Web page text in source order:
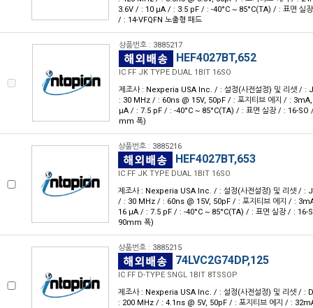
3.6V / : 10 μA / : 3.5 pF / : -40°C ~ 85°C(TA) / : 표면 실
/ : 14-VFQFN 노출형 패드
상품번호 : 3885217
HEF4027BT,652
IC FF JK TYPE DUAL 1BIT 16SO
제조사 : Nexperia USA Inc. / : 설정(사전설정) 및 리셋 / :
: 30 MHz / : 60ns @ 15V, 50pF / : 포지티브 에지 / :
μA / : 7.5 pF / : -40°C ~ 85°C(TA) / : 표면 실장 / : 16-SO
mm 폭)
상품번호 : 3885216
HEF4027BT,653
IC FF JK TYPE DUAL 1BIT 16SO
제조사 : Nexperia USA Inc. / : 설정(사전설정) 및 리셋 / :
/ : 30 MHz / : 60ns @ 15V, 50pF / : 포지티브 에지 / :
16 μA / : 7.5 pF / : -40°C ~ 85°C(TA) / : 표면 실장 / : 16-
90mm 폭)
상품번호 : 3885215
74LVC2G74DP,125
IC FF D-TYPE SNGL 1BIT 8TSSOP
제조사 : Nexperia USA Inc. / : 설정(사전설정) 및 리셋 / :
: 200 MHz / : 4.1ns @ 5V, 50pF / : 포지티브 에지 / :